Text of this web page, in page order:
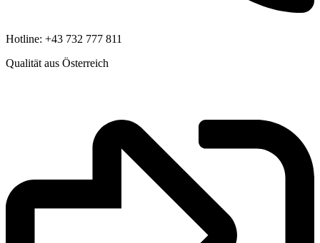
Hotline: +43 732 777 811
Qualität aus Österreich